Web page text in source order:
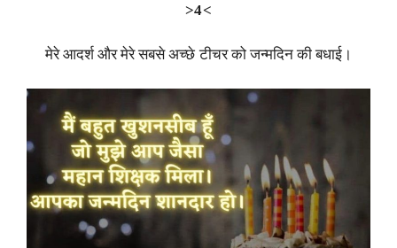
>4<
मेरे आदर्श और मेरे सबसे अच्छे टीचर को जन्मदिन की बधाई।